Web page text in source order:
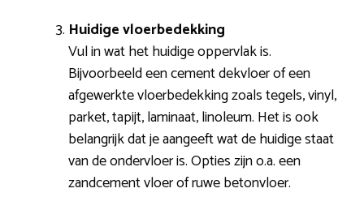
Huidige vloerbedekking
Vul in wat het huidige oppervlak is.
Bijvoorbeeld een cement dekvloer of een
afgewerkte vloerbedekking zoals tegels, vinyl,
parket, tapijt, laminaat, linoleum. Het is ook
belangrijk dat je aangeeft wat de huidige staat
van de ondervloer is. Opties zijn o.a. een
zandcement vloer of ruwe betonvloer.